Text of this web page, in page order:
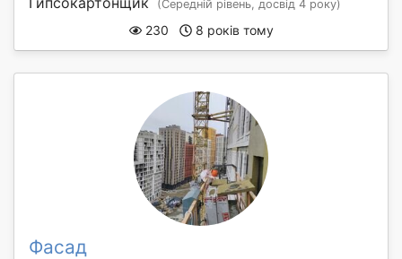
(Середній рівень, досвід 4 року)
230 8 років тому
Фасад